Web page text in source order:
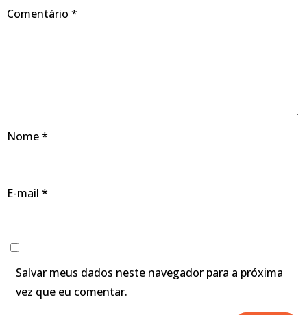
Comentário *
Nome*
E-mail *
Salvar meus dados neste navegador para a próxima
vez que eu comentar.